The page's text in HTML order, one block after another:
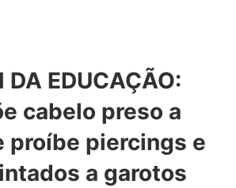
DA EDUCAÇÃO:
cabelo preso a
proíbe piercings e
a garotos